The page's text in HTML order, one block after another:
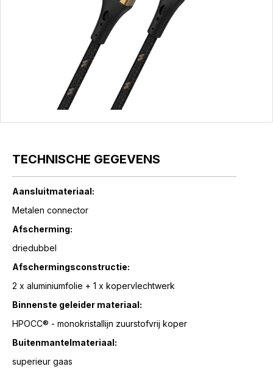
TECHNISCHE GEGEVENS
Aansluitmateriaal:
Metalen connector
Afscherming:
driedubbel
Afschermingsconstructie:
2 x aluminiumfolie + 1 x kopervlechtwerk
Binnenste geleider materiaal:
HPOCC® - monokristallijn zuurstofvrij koper
Buitenmantelmateriaal:
superieur gaas